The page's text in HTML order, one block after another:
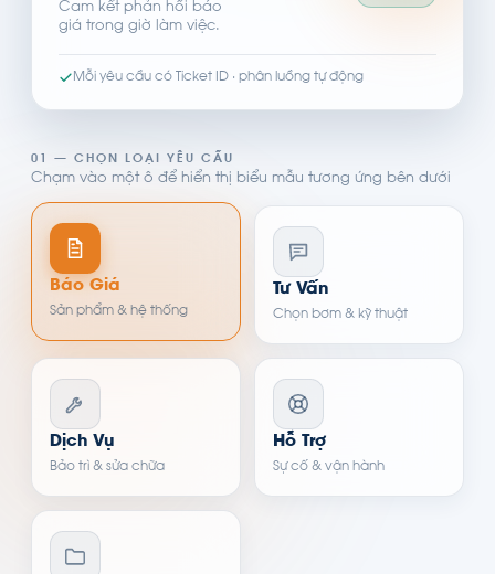
Cam kết phản hồi báo
giá trong giờ làm việc.
Mỗi yêu cầu có Ticket ID · phân luồng tự động
01 — CHỌN LOẠI YÊU CẦU
Chạm vào một ô để hiển thị biểu mẫu tương ứng bên dưới
Báo Giá
Sản phẩm & hệ thống
Tư Vấn
Chọn bơm & kỹ thuật
Dịch Vụ
Bảo trì & sửa chữa
Hỗ Trợ
Sự cố & vận hành